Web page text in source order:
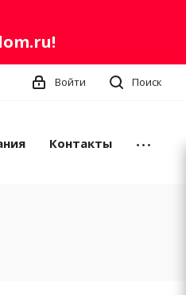
!
Поиск
Войти
Контакты